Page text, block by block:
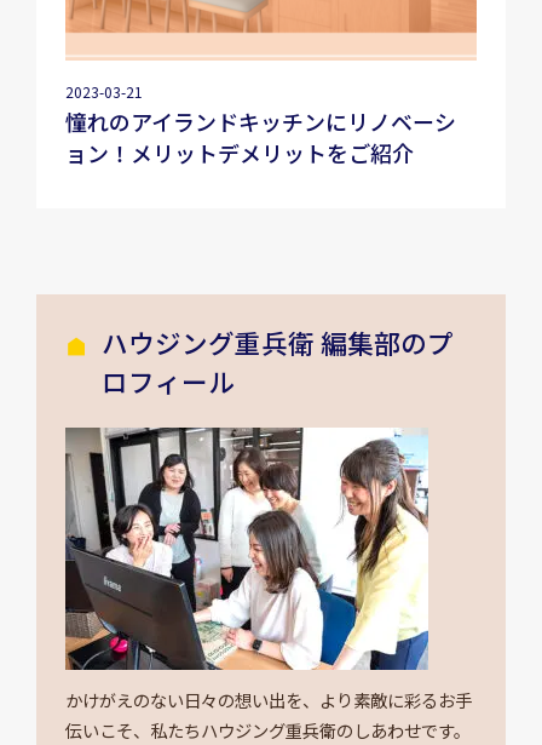
2023-03-21
憧れのアイランドキッチンにリノベーシ
ョン！メリットデメリットをご紹介
ハウジング重兵衛 編集部のプ
ロフィール
かけがえのない日々の想い出を、より素敵に彩るお手
伝いこそ、私たちハウジング重兵衛のしあわせです。